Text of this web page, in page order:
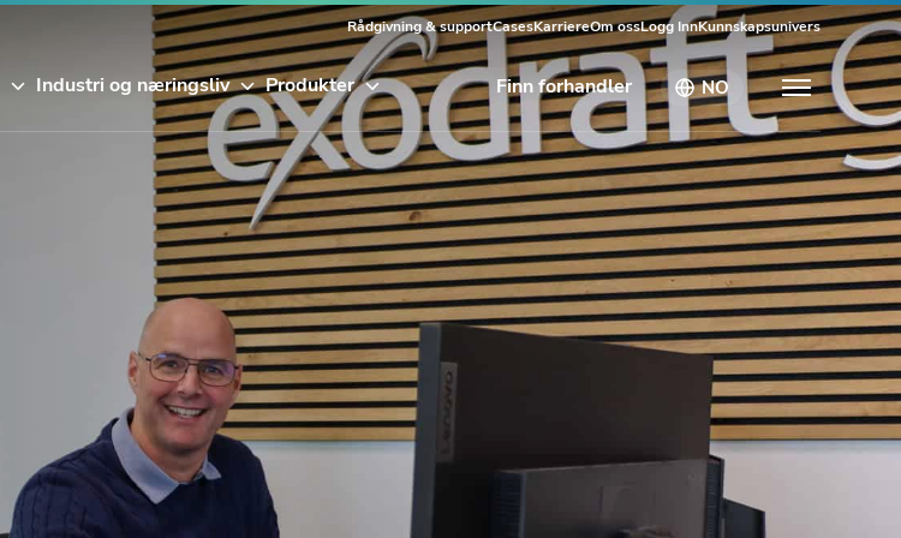
Rådgivning & supportCasesKarriereOm ossLogg InnKunnskapsunivers
Industri og næringsliv Produkter Finn forhandler NO